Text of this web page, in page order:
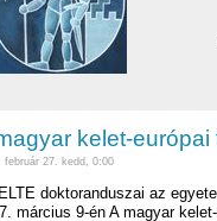
kelet-
február 27. kedd, 0:00
doktoranduszai az
március 9-én A magyar